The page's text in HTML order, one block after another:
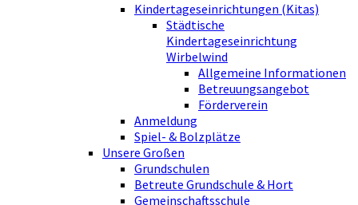
Kindertageseinrichtungen (Kitas)
Städtische
Kindertageseinrichtung
Wirbelwind
Allgemeine Informationen
Betreuungsangebot
Förderverein
Anmeldung
Spiel- & Bolzplätze
Unsere Großen
Grundschulen
Betreute Grundschule & Hort
Gemeinschaftsschule